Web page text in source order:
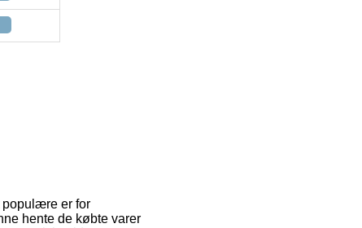
populære er for
hente de købte varer